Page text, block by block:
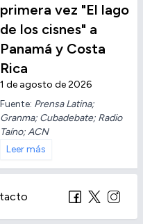
primera vez "El lago
de los cisnes" a
Panamá y Costa
Rica
1 de agosto de 2026
Fuente: Prensa Latina;
Granma; Cubadebate; Radio
Taíno; ACN
Leer más